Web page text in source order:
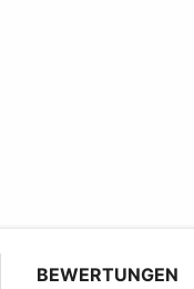
BEWERTUNGEN